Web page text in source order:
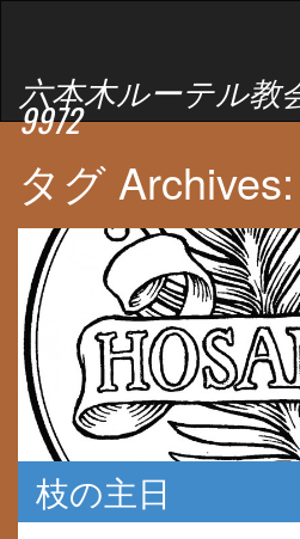
六本木ルーテル教
9972
タグ
枝の主日